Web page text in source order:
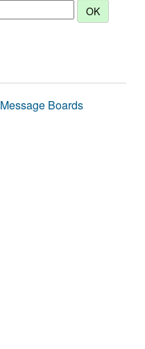
Message Boards